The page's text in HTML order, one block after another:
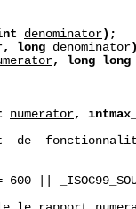
denominator );
, long denominator
, long
long
numerator,
de
600 ||